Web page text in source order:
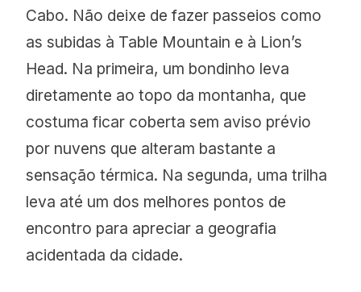
Cabo. Não deixe de fazer passeios como
as subidas à Table Mountain e à Lion’s
Head. Na primeira, um bondinho leva
diretamente ao topo da montanha, que
costuma ficar coberta sem aviso prévio
por nuvens que alteram bastante a
sensação térmica. Na segunda, uma trilha
leva até um dos melhores pontos de
encontro para apreciar a geografia
acidentada da cidade.